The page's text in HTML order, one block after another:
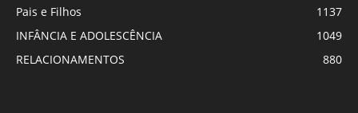
Pais e Filhos
1137
INFÂNCIA E ADOLESCÊNCIA
1049
RELACIONAMENTOS
880